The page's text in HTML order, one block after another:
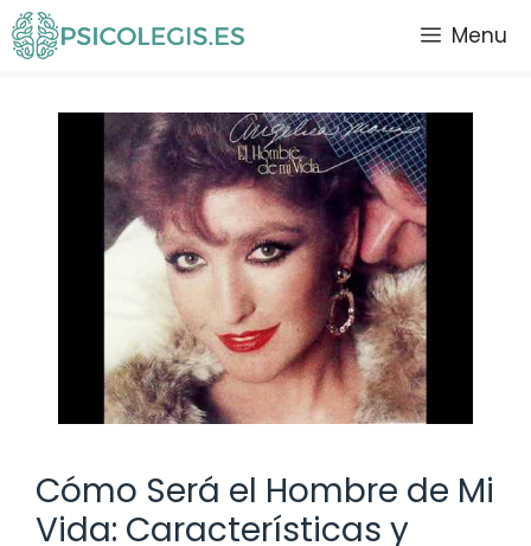
Saltar
al
Menu
Cómo Será el Hombre de Mi
Vida: Características y